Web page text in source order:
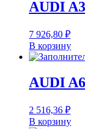
AUDI
7 926,80 ₽
В корзину
AUDI
2 516,36 ₽
В корзину